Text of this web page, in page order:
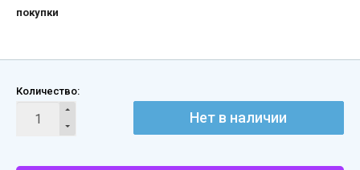
покупки
Количество:
Нет в наличии